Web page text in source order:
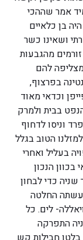
אמר שההכי
תחמן וההכי מוצלח בכל משק 17 היה בן כלאיים
ושאינו כשר
מהגבעות
להם
בפרצוף,
וכדאי מאוד
בבית ולמרק
וניסו לדחוף
הטוב בגלל
בעליל ואחרי
הנכון
כדי לבחון
החלטה
לים. כל
התפרקה